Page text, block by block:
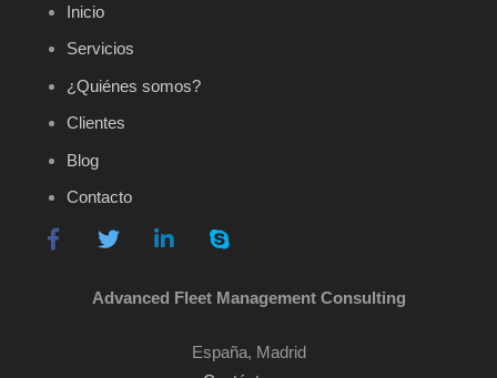
Inicio
Servicios
¿Quiénes somos?
Clientes
Blog
Contacto
Advanced Fleet Management Consulting
España, Madrid